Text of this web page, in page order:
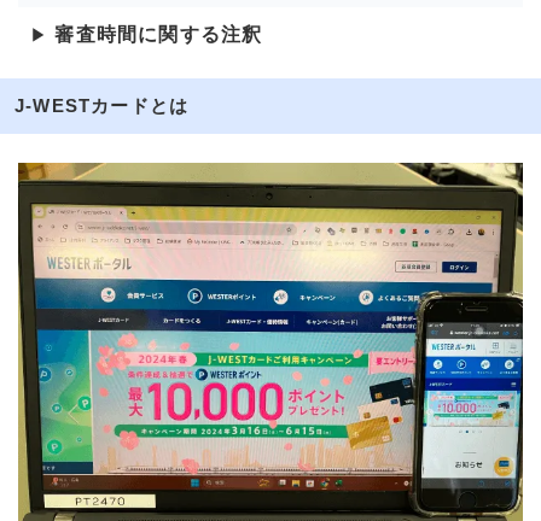
▶ 審査時間に関する注釈
J-WESTカードとは